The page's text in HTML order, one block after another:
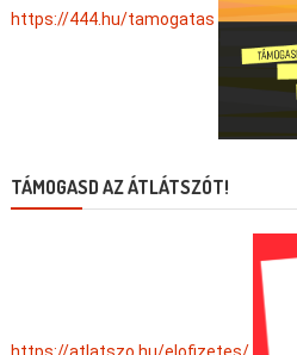
https://444.hu/tamogatas
TÁMOGASD AZ ÁTLÁTSZÓT!